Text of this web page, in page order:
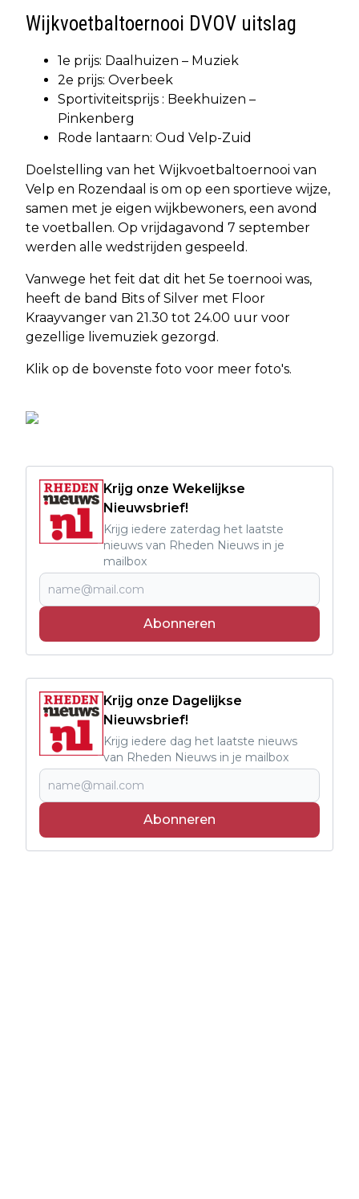
Wijkvoetbaltoernooi DVOV uitslag
1e prijs: Daalhuizen – Muziek
2e prijs: Overbeek
Sportiviteitsprijs : Beekhuizen –
Pinkenberg
Rode lantaarn: Oud Velp-Zuid
Doelstelling van het Wijkvoetbaltoernooi van
Velp en Rozendaal is om op een sportieve wijze,
samen met je eigen wijkbewoners, een avond
te voetballen. Op vrijdagavond 7 september
werden alle wedstrijden gespeeld.
Vanwege het feit dat dit het 5e toernooi was,
heeft de band Bits of Silver met Floor
Kraayvanger van 21.30 tot 24.00 uur voor
gezellige livemuziek gezorgd.
Klik op de bovenste foto voor meer foto's.
Krijg onze Wekelijkse
Nieuwsbrief!
Krijg iedere zaterdag het laatste
nieuws van Rheden Nieuws in je
mailbox
Abonneren
Krijg onze Dagelijkse
Nieuwsbrief!
Krijg iedere dag het laatste nieuws
van Rheden Nieuws in je mailbox
Abonneren